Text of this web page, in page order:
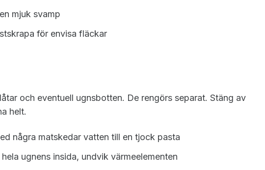
mjuk svamp
för envisa fläckar
och eventuell ugnsbotten. De rengörs separat. Stäng av
helt.
några matskedar vatten till en tjock pasta
ugnens insida, undvik värmeelementen